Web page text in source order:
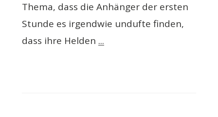
Thema, dass die Anhänger der ersten
Stunde es irgendwie undufte finden,
dass ihre Helden ...